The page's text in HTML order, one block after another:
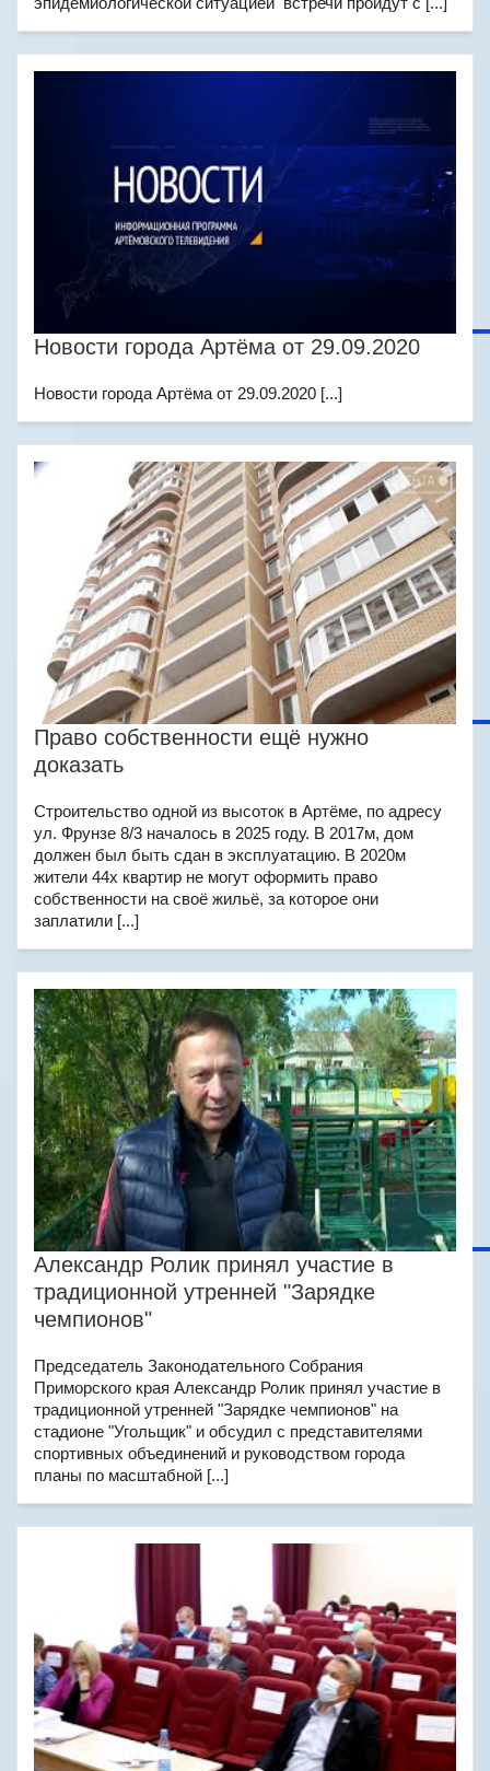
Новости города Артёма от 29.09.2020
Новости города Артёма от 29.09.2020 [...]
Право собственности ещё нужно
доказать
Строительство одной из высоток в Артёме, по адресу
ул. Фрунзе 8/3 началось в 2025 году. В 2017м, дом
должен был быть сдан в эксплуатацию. В 2020м
жители 44х квартир не могут оформить право
собственности на своё жильё, за которое они
заплатили [...]
Александр Ролик принял участие в
традиционной утренней "Зарядке
чемпионов"
Председатель Законодательного Собрания
Приморского края Александр Ролик принял участие в
традиционной утренней "Зарядке чемпионов" на
стадионе "Угольщик" и обсудил с представителями
спортивных объединений и руководством города
планы по масштабной [...]